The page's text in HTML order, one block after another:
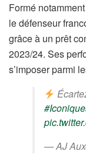
Formé
le défenseur
grâce à un prêt
2023/24. Ses
s’imposer parmi
— AJ